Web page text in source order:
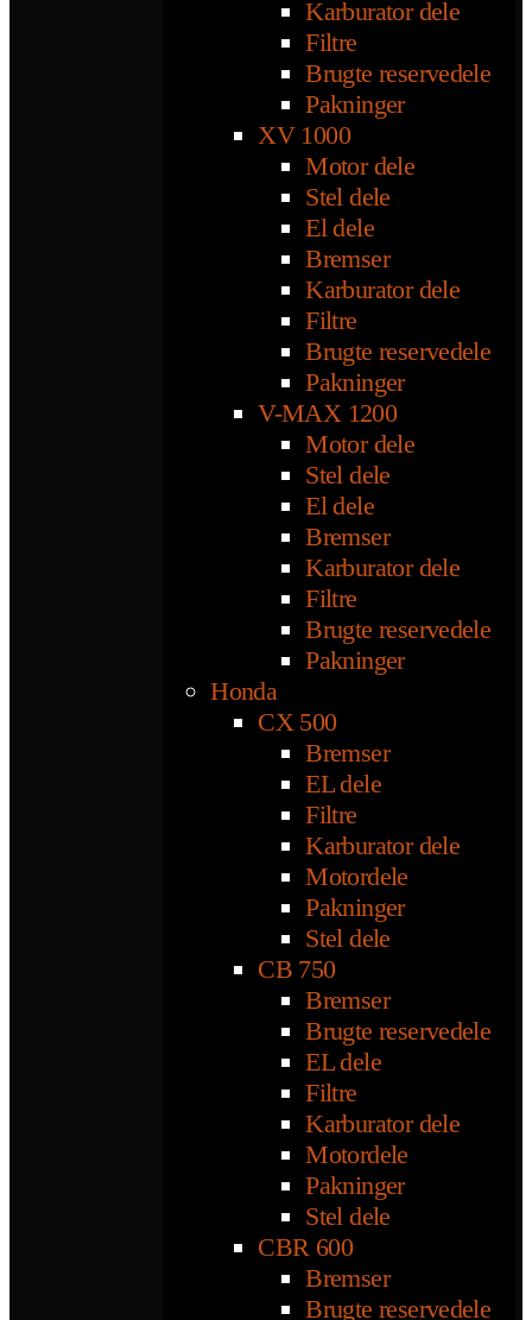
Karburator dele
Filtre
Brugte reservedele
Pakninger
XV 1000
Motor dele
Stel dele
El dele
Bremser
Karburator dele
Filtre
Brugte reservedele
Pakninger
V-MAX 1200
Motor dele
Stel dele
El dele
Bremser
Karburator dele
Filtre
Brugte reservedele
Pakninger
Honda
CX 500
Bremser
EL dele
Filtre
Karburator dele
Motordele
Pakninger
Stel dele
CB 750
Bremser
Brugte reservedele
EL dele
Filtre
Karburator dele
Motordele
Pakninger
Stel dele
CBR 600
Bremser
Brugte reservedele